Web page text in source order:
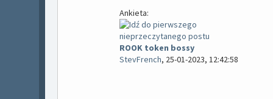
Ankieta:
ROOK token bossy
StevFrench, 25-01-2023, 12:42:58